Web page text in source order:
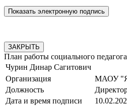
ЗАКРЫТЬ
План работы социального педагога
Чурин Динар Сагитович
Организация
МАОУ
Должность
Дата и время подписи